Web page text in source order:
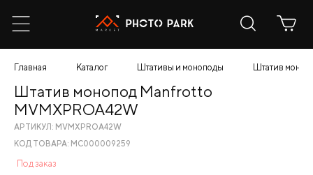
Главная Каталог Штативы и моноподы Штатив
Штатив монопод Manfrotto
MVMXPROA42W
АРТИКУЛ: MVMXPROA42W
КОД ТОВАРА: МС000009259
Под заказ